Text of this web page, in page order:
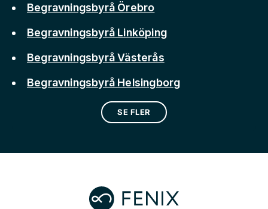
Begravningsbyrå Örebro
Begravningsbyrå Linköping
Begravningsbyrå Västerås
Begravningsbyrå Helsingborg
SE FLER